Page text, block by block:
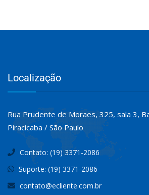
Localização
Rua Prudente de Moraes, 325, sala 3,
Piracicaba / São Paulo
Contato: (19) 3371-2086
Suporte: (19) 3371-2086
contato@ecliente.com.br